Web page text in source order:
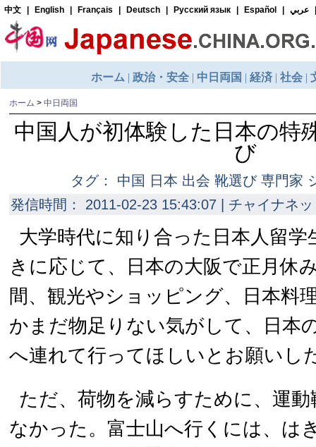
ホーム > 中日両国
中国人が初体験した日本の
び
タグ： 中国 日本 出会 靴選び 専門家
発信時間： 2011-02-23 15:43:07 | チャイナネ
大学時代に知り合った日本人留学
きに応じて、日本の大阪で正月休
間、観光やショッピング、日本料
かまだ物足りない気がして、日本
へ連れて行ってほしいとお願いし
ただ、荷物を減らすために、運
なかった。富士山へ行くには、は